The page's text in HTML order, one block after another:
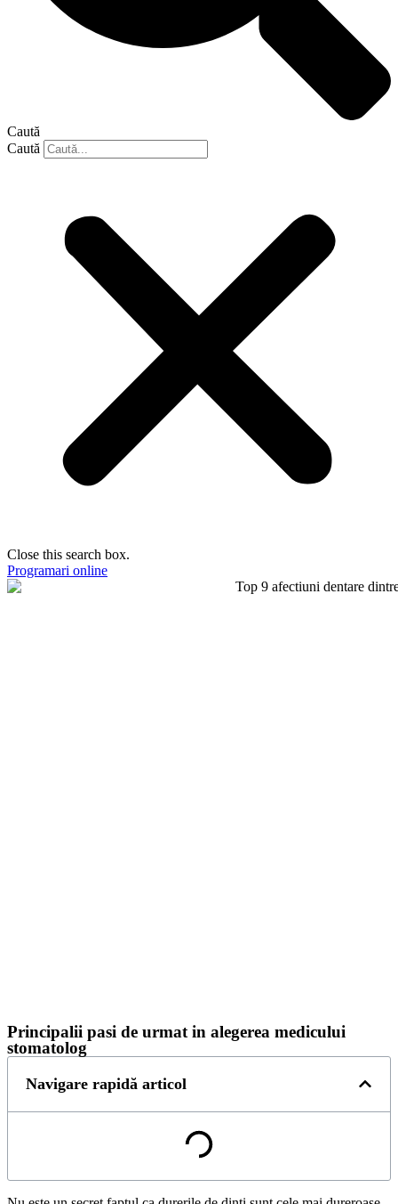
Caută
Caută
Close this search box.
Programari online
Principalii pasi de urmat in alegerea medicului
stomatolog
Navigare rapidă articol